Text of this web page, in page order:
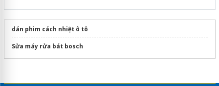
dán phim cách nhiệt ô tô
Sửa máy rửa bát bosch